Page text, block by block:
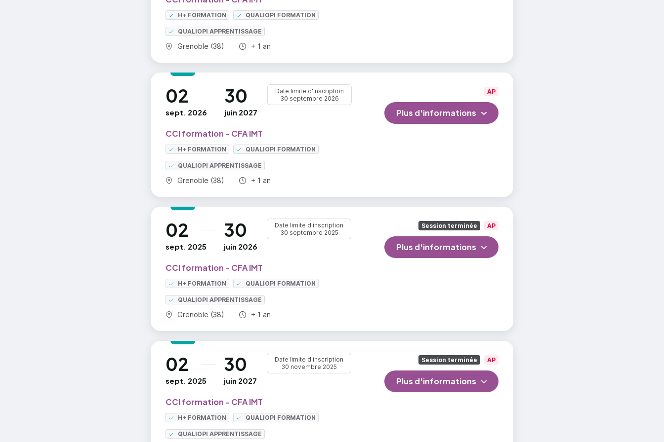
H+ FORMATION QUALIOPI FORMATION
QUALIOPI APPRENTISSAGE
Commune :
Grenoble (38) Durée totale :
+ 1 an
02
sept. 2026
au 30
juin 2027
Date limite d'inscription
30 septembre 2026
CCI formation - CFA IMT
H+ FORMATION QUALIOPI FORMATION
QUALIOPI APPRENTISSAGE
Commune :
Grenoble (38) Durée totale :
+ 1 an
AP
Plus d'informations
02
sept. 2025
au 30
juin 2026
Date limite d'inscription
30 septembre 2025
CCI formation - CFA IMT
H+ FORMATION QUALIOPI FORMATION
QUALIOPI APPRENTISSAGE
Commune :
Grenoble (38) Durée totale :
+ 1 an
Session terminée AP
Plus d'informations
02
sept. 2025
au 30
juin 2027
Date limite d'inscription
30 novembre 2025
CCI formation - CFA IMT
H+ FORMATION QUALIOPI FORMATION
QUALIOPI APPRENTISSAGE
Session terminée AP
Plus d'informations